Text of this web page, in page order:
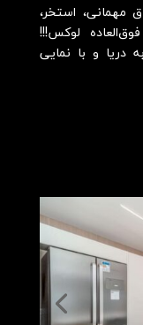
مهمانی، استخر،
لوکس!!!
نزدیک به دریا و با نمایی